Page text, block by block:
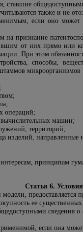
ставшие
также и не
если оно может
на признание
от них прямо или
При этом
способы,
операций;
машин;
территорий;
изделий, направленные
принципам
Статья 6.
модели,
ее
сведения о
если она